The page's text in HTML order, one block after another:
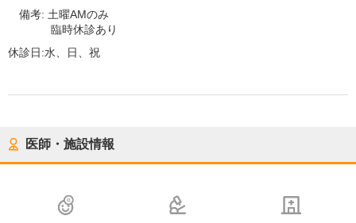
備考: 土曜AMのみ
臨時休診あり
休診日:水、日、祝
医師・施設情報